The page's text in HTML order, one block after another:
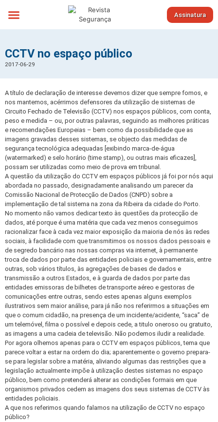
Assinatura
CCTV no espaço público
2017-06-29
A título de declaração de interesse devemos dizer que sempre fomos, e
nos mantemos, acérrimos defensores da utilização de sistemas de
Circuito Fechado de Televisão (CCTV) nos espaços públicos, com conta,
peso e medida – ou, por outras palavras, seguindo as melhores práticas
e recomendações Europeias – bem como da possibilidade que as
imagens gravadas desses sistemas, se objecto das medidas de
segurança tecnológica adequadas [exibindo marca-de-água
(watermarked) e selo horário (time stamp), ou outras mais eficazes],
possam ser utilizadas como meio de prova em tribunal.
A questão da utilização do CCTV em espaços públicos já foi por nós aqui
abordada no passado, designadamente analisando um parecer da
Comissão Nacional de Protecção de Dados (CNPD) sobre a
implementação de tal sistema na zona da Ribeira da cidade do Porto.
No momento não vamos dedicar texto às questões da protecção de
dados, até porque é uma matéria que cada vez menos conseguimos
racionalizar face à cada vez maior exposição da maioria de nós às redes
sociais, à facilidade com que transmitimos os nossos dados pessoais e
de segredo bancário nas nossas compras via internet, à permanente
troca de dados por parte das entidades policiais e governamentais, entre
outras, sob vários títulos, às agregações de bases de dados e
transmissão a outros Estados, e à guarda de dados por parte das
entidades emissoras de bilhetes de transporte aéreo e gestoras de
comunicações entre outras, sendo estes apenas alguns exemplos
ilustrativos sem maior análise, para já não nos referirmos a situações em
que o comum cidadão, na presença de um incidente/acidente, “saca” de
um telemóvel, filma o possível e depois cede, a titulo oneroso ou gratuito,
as imagens a uma cadeia de televisão. Não podemos iludir a realidade.
Por agora olhemos apenas para o CCTV em espaços públicos, tema que
parece voltar a estar na ordem do dia; aparentemente o governo prepara-
se para legislar sobre a matéria, aliviando algumas das restrições que a
legislação actualmente impõe à utilização destes sistemas no espaço
público, bem como pretenderá alterar as condições formais em que
organismos privados cedem as imagens dos seus sistemas de CCTV às
entidades policiais.
A que nos referimos quando falamos na utilização de CCTV no espaço
público?